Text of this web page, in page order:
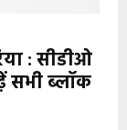
: सीडीओ
सभी ब्लॉक